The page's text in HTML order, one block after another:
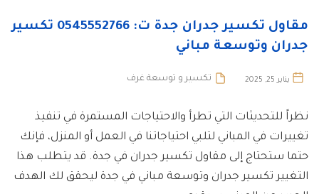
مقاول تكسير جدران جدة ت: 0545552766 تكسير
جدران وتوسعة مباني
يناير 25, 2025 تكسير و توسعة غرف
نظراً للتحديثات التي تطرأ والاحتياجات المستمرة في تنفيذ
تغييرات في المباني لتلبي احتياجاتنا في العمل أو المنزل، فإنك
حتما ستحتاج إلى مقاول تكسير جدران في جدة. قد يتطلب هذا
التغيير تكسير جدران وتوسعة مباني في جدة ليحقق لك الهدف